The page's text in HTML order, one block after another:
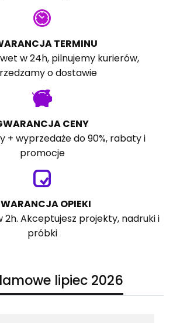
TERMINU
w 24h, pilnujemy kurierów,
o dostawie
CENY
+ wyprzedaże do 90%, rabaty i
promocje
OPIEKI
2h. Akceptujesz projekty, nadruki i
próbki
lipiec 2026